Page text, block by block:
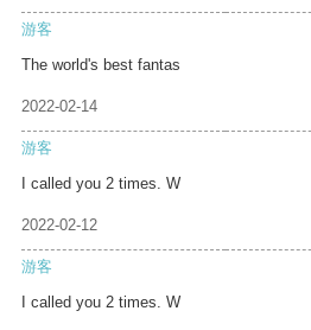
游客
The world's best fantas
2022-02-14
游客
I called you 2 times. W
2022-02-12
游客
I called you 2 times. W